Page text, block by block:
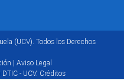
(UCV). Todos los Derechos
| Aviso Legal
- UCV. Créditos